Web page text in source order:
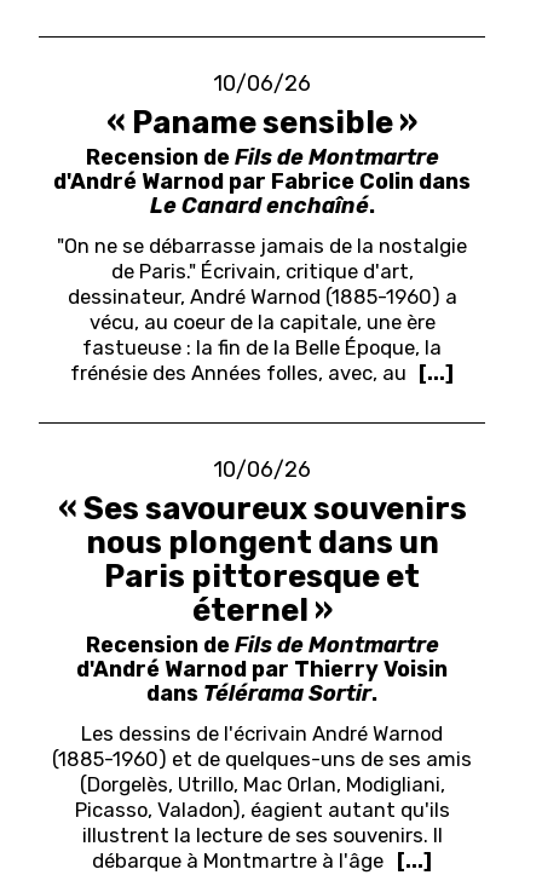
10/06/26
« Paname sensible »
Recension deFils de Montmartre
d'André Warnod par Fabrice Colin dans
Le Canard enchaîné.
"On ne se débarrasse jamais de la nostalgie
de Paris." Écrivain, critique d'art,
dessinateur, André Warnod (1885-1960) a
vécu, au coeur de la capitale, une ère
fastueuse : la fin de la Belle Époque, la
frénésie des Années folles, avec, au [...]
10/06/26
« Ses savoureux souvenirs
nous plongent dans un
Paris pittoresque et
éternel »
Recension deFils de Montmartre
d'André Warnod par Thierry Voisin
dans Télérama Sortir.
Les dessins de l'écrivain André Warnod
(1885-1960) et de quelques-uns de ses amis
(Dorgelès, Utrillo, Mac Orlan, Modigliani,
Picasso, Valadon), éagient autant qu'ils
illustrent la lecture de ses souvenirs. Il
débarque à Montmartre à l'âge
[...]